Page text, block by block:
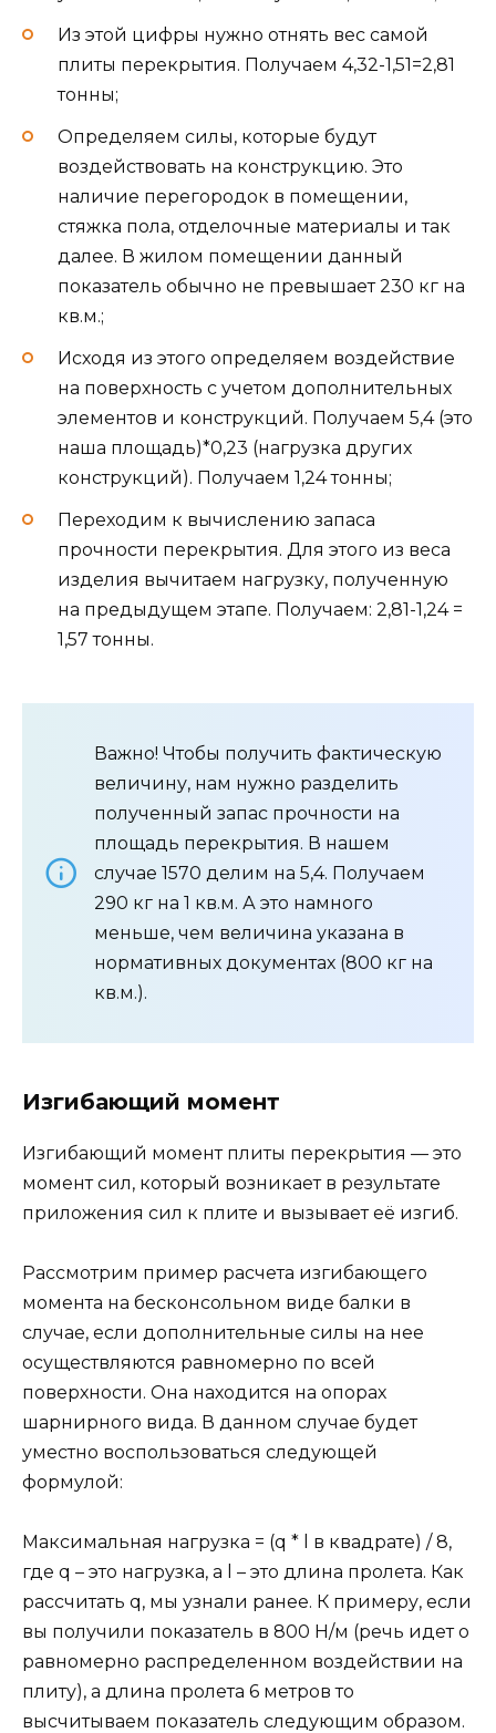
Из этой цифры нужно отнять вес самой
плиты перекрытия. Получаем 4,32-1,51=2,81
тонны;
Определяем силы, которые будут
воздействовать на конструкцию. Это
наличие перегородок в помещении,
стяжка пола, отделочные материалы и так
далее. В жилом помещении данный
показатель обычно не превышает 230 кг на
кв.м.;
Исходя из этого определяем воздействие
на поверхность с учетом дополнительных
элементов и конструкций. Получаем 5,4 (это
наша площадь)*0,23 (нагрузка других
конструкций). Получаем 1,24 тонны;
Переходим к вычислению запаса
прочности перекрытия. Для этого из веса
изделия вычитаем нагрузку, полученную
на предыдущем этапе. Получаем: 2,81-1,24 =
1,57 тонны.
Важно! Чтобы получить фактическую
величину, нам нужно разделить
полученный запас прочности на
площадь перекрытия. В нашем
случае 1570 делим на 5,4. Получаем
290 кг на 1 кв.м. А это намного
меньше, чем величина указана в
нормативных документах (800 кг на
кв.м.).
Изгибающий момент
Изгибающий момент плиты перекрытия — это
момент сил, который возникает в результате
приложения сил к плите и вызывает её изгиб.
Рассмотрим пример расчета изгибающего
момента на бесконсольном виде балки в
случае, если дополнительные силы на нее
осуществляются равномерно по всей
поверхности. Она находится на опорах
шарнирного вида. В данном случае будет
уместно воспользоваться следующей
формулой:
Максимальная нагрузка = (q * l в квадрате) / 8,
где q – это нагрузка, а l – это длина пролета. Как
рассчитать q, мы узнали ранее. К примеру, если
вы получили показатель в 800 Н/м (речь идет о
равномерно распределенном воздействии на
плиту), а длина пролета 6 метров то
высчитываем показатель следующим образом.